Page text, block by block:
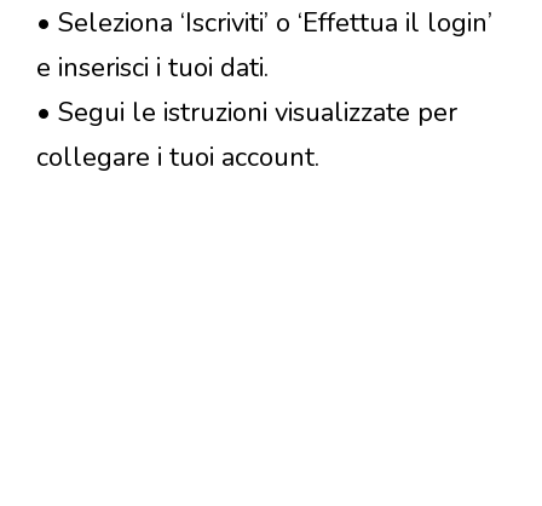
• Seleziona ‘Iscriviti’ o ‘Effettua il login’
e inserisci i tuoi dati.
• Segui le istruzioni visualizzate per
collegare i tuoi account.